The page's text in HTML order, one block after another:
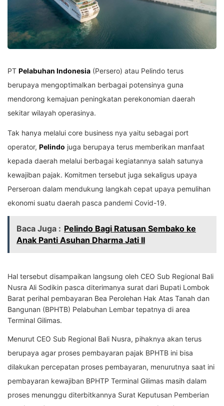
PT Pelabuhan Indonesia (Persero) atau Pelindo terus
berupaya mengoptimalkan berbagai potensinya guna
mendorong kemajuan peningkatan perekonomian daerah
sekitar wilayah operasinya.
Tak hanya melalui core business nya yaitu sebagai port
operator, Pelindo juga berupaya terus memberikan manfaat
kepada daerah melalui berbagai kegiatannya salah satunya
kewajiban pajak. Komitmen tersebut juga sekaligus upaya
Perseroan dalam mendukung langkah cepat upaya pemulihan
ekonomi suatu daerah pasca pandemi Covid-19.
Baca Juga : Pelindo Bagi Ratusan Sembako ke
Anak Panti Asuhan Dharma Jati II
Hal tersebut disampaikan langsung oleh CEO Sub Regional Bali
Nusra Ali Sodikin pasca diterimanya surat dari Bupati Lombok
Barat perihal pembayaran Bea Perolehan Hak Atas Tanah dan
Bangunan (BPHTB) Pelabuhan Lembar tepatnya di area
Terminal Gilimas.
Menurut CEO Sub Regional Bali Nusra, pihaknya akan terus
berupaya agar proses pembayaran pajak BPHTB ini bisa
dilakukan percepatan proses pembayaran, menurutnya saat ini
pembayaran kewajiban BPHTP Terminal Gilimas masih dalam
proses menunggu diterbitkannya Surat Keputusan Pemberian